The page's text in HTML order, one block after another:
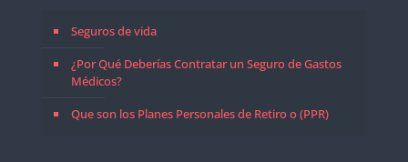
Seguros de vida
¿Por Qué Deberías Contratar un Seguro de Gastos
Médicos?
Que son los Planes Personales de Retiro o (PPR)